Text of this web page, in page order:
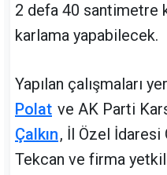
2 defa 40 santimetre
karlama yapabilecek.
Yapılan çalışmaları
Polat ve AK Parti
Çalkın, İl Özel
Tekcan ve firma